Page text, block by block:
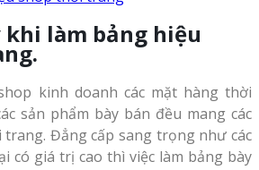
làm bảng hiệu
kinh doanh các mặt hàng thời
sản phẩm bày bán đều mang các
trang. Đẳng cấp sang trọng như các
có giá trị cao thì việc làm bảng bày